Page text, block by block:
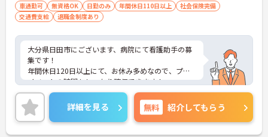
車通勤可 無資格OK 日勤のみ 年間休日110日以上
社会保険完備
交通費支給
退職金制度あり
大分県日田市にございます、病院にて看護助手の募
集です！
年間休日120日以上にて、お休み多めなので、プラ
イベートの時間もしっかり確保できます！
また、マイカー通勤OKなので、通勤も楽々です◎
ご興味のある方は、マイナビ介護職までお問い合わ
せください。
詳細を見る 無料 紹介してもらう